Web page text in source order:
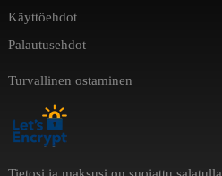
Käyttöehdot
Palautusehdot
Turvallinen ostaminen
Tietosi ja maksusi on suojattu salatulla